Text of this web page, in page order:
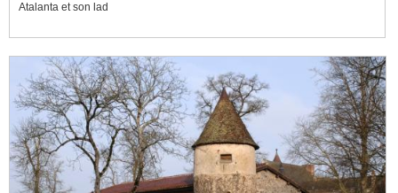
Atalanta et son lad